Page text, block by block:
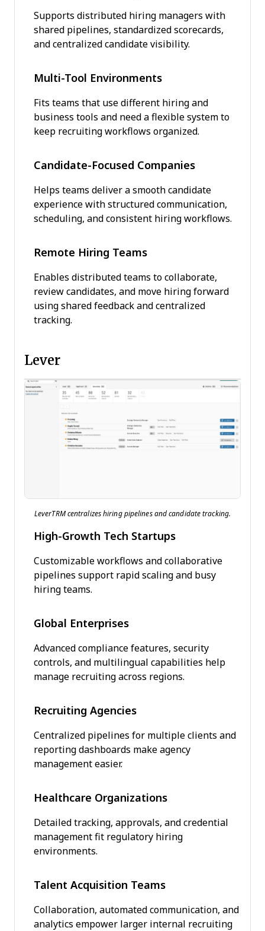
Supports distributed hiring managers with
shared pipelines, standardized scorecards,
and centralized candidate visibility.
Multi-Tool Environments
Fits teams that use different hiring and
business tools and need a flexible system to
keep recruiting workflows organized.
Candidate-Focused Companies
Helps teams deliver a smooth candidate
experience with structured communication,
scheduling, and consistent hiring workflows.
Remote Hiring Teams
Enables distributed teams to collaborate,
review candidates, and move hiring forward
using shared feedback and centralized
tracking.
Lever
LeverTRM centralizes hiring pipelines and candidate tracking.
High-Growth Tech Startups
Customizable workflows and collaborative
pipelines support rapid scaling and busy
hiring teams.
Global Enterprises
Advanced compliance features, security
controls, and multilingual capabilities help
manage recruiting across regions.
Recruiting Agencies
Centralized pipelines for multiple clients and
reporting dashboards make agency
management easier.
Healthcare Organizations
Detailed tracking, approvals, and credential
management fit regulatory hiring
environments.
Talent Acquisition Teams
Collaboration, automated communication, and
analytics empower larger internal recruiting